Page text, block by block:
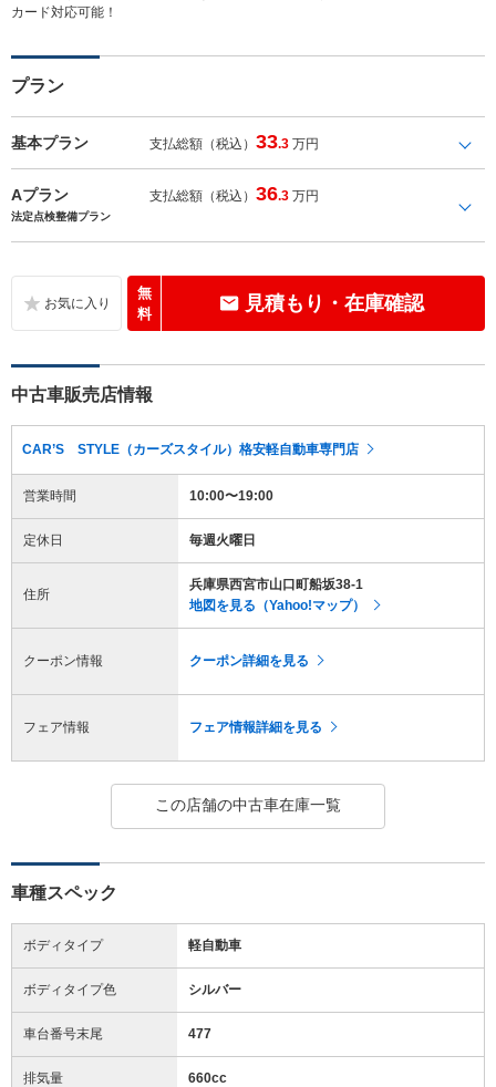
カード対応可能！
プラン
基本プラン 支払総額（税込）33.3 万円
Aプラン 支払総額（税込）36.3 万円
法定点検整備プラン
無
料
見積もり・在庫確認
中古車販売店情報
CAR’S STYLE（カーズスタイル）格安軽自動車専門店
営業時間 10:00〜19:00
定休日 毎週火曜日
住所
兵庫県西宮市山口町船坂38-1
地図を見る（Yahoo!マップ）
クーポン情報 クーポン詳細を見る
フェア情報 フェア情報詳細を見る
この店舗の中古車在庫一覧
車種スペック
ボディタイプ 軽自動車
ボディタイプ色 シルバー
車台番号末尾 477
排気量 660cc